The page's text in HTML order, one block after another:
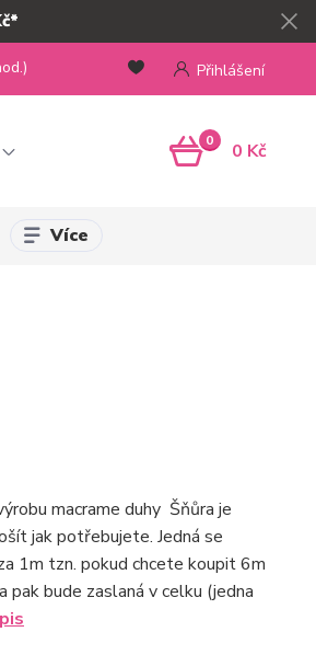
Přihlášení
0 0 Kč
Více
macrame duhy Šňůra je
jak potřebujete. Jedná se
1m tzn. pokud chcete koupit 6m
pak bude zaslaná v celku (jedna